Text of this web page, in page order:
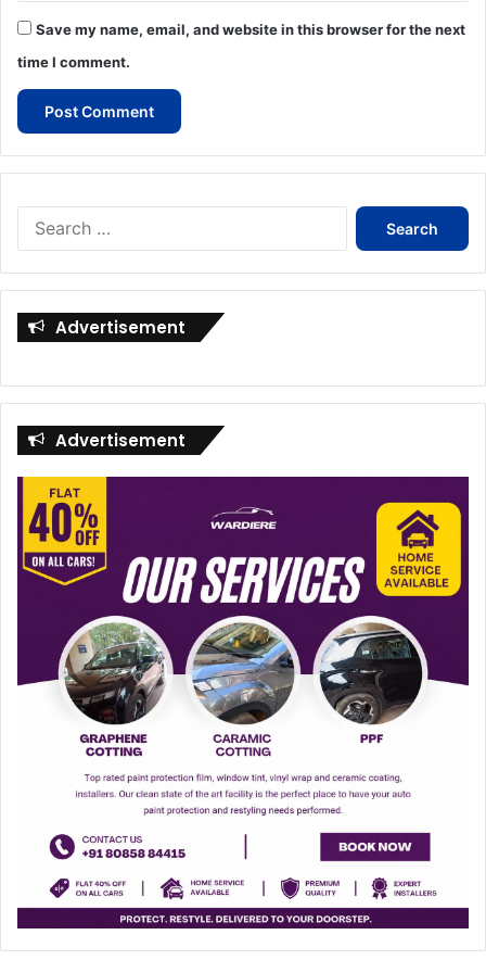
Save my name, email, and website in this browser for the next
time I comment.
Search
Advertisement
Advertisement